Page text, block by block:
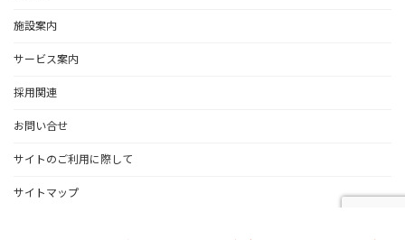
施設案内
サービス案内
採用関連
お問い合せ
サイトのご利用に際して
サイトマップ